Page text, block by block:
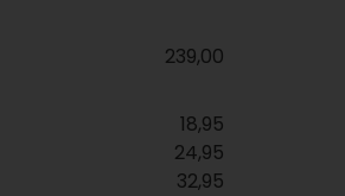
239,00
18,95
24,95
32,95